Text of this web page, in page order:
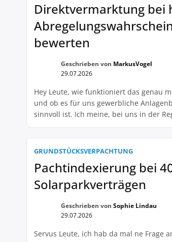
Direktvermarktung bei
bewerten
Geschrieben von MarkusVogel
29.07.2026
Hey Leute, wie funktioniert das genau
und ob es für uns gewerbliche
sinnvoll ist. Ich meine, bei uns in der
dürfen als geplant. Und da frage ich
GRUNDSTÜCKSVERPACHTUNG
Pachtindexierung bei
Solarparkverträgen
Geschrieben von Sophie Lindau
29.07.2026
Servus Leute, ich hab da mal ne Frage